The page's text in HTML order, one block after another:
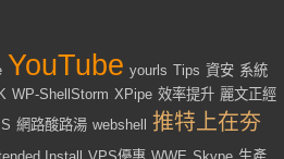
YouTube yourls Tips 資安 系統
WP-ShellStorm XPipe 效率提升 麗文正經
網路酸路湯 webshell 推特上在夯